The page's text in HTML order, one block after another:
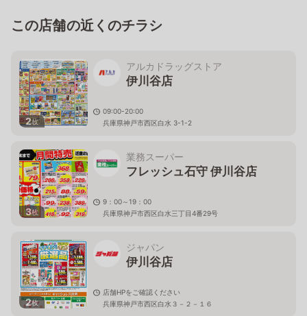
この店舗の近くのチラシ
2枚
アルカドラッグストア
伊川谷店
09:00-20:00
兵庫県神戸市西区白水 3-1-2
3枚
業務スーパー
フレッシュ石守 伊川谷店
9：00～19：00
兵庫県神戸市西区白水三丁目4番29号
2枚
ジャパン
伊川谷店
店舗HPをご確認ください
兵庫県神戸市西区白水３－２－１６